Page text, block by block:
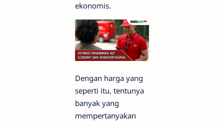
ekonomis.
Dengan harga yang
seperti itu, tentunya
banyak yang
mempertanyakan